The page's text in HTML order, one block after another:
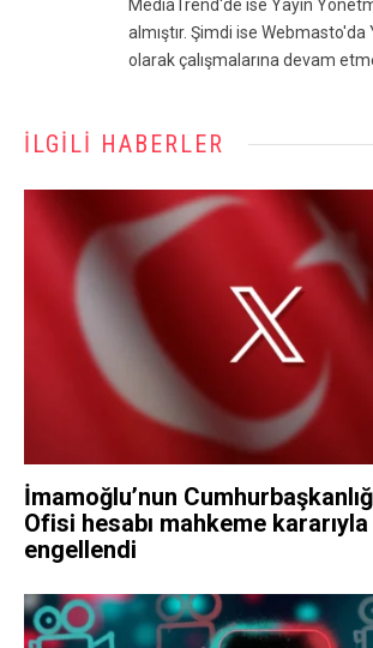
MediaTrend'de ise Yayın
almıştır. Şimdi ise
olarak çalışmalarına devam
İLGILI HABERLER
İmamoğlu’nun
Ofisi hesabı mahkeme kararıyla
engellendi